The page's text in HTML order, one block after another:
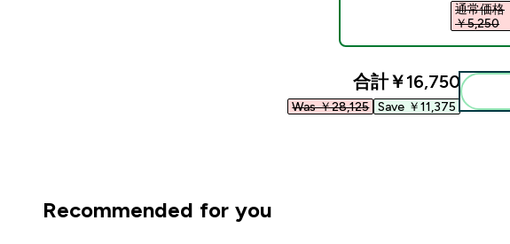
通常価格
￥5,250‎
合計￥16,750‎
Was ￥28,125‎ Save ￥11,375‎
Recommended for you